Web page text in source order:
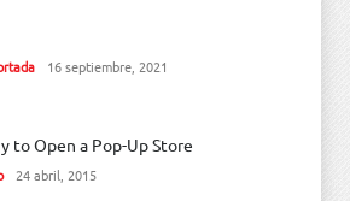
16 septiembre, 2021
to Open a Pop-Up Store
24 abril, 2015